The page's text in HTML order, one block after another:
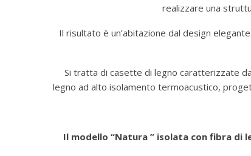
realizzare una
Il risultato è un’abitazione dal design
Si tratta di casette di legno caratterizzate
legno ad alto isolamento termoacustico,
Il modello “Natura ” isolata con fibra di